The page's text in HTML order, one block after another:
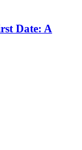
Date: A